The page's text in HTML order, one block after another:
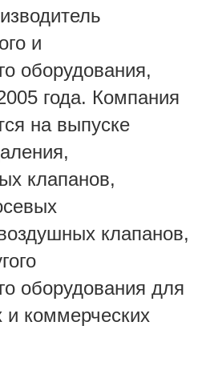
и
оборудования,
года. Компания
на выпуске
клапанов,
клапанов,
оборудования для
коммерческих